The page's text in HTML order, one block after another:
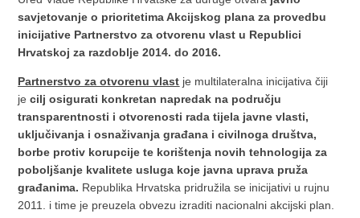
savjetovanje o prioritetima Akcijskog plana za provedbu
inicijative Partnerstvo za otvorenu vlast u Republici
Hrvatskoj za razdoblje 2014. do 2016.
Partnerstvo za otvorenu vlast je multilateralna inicijativa čiji
jecilj osigurati konkretan napredak na području
transparentnosti i otvorenosti rada tijela javne vlasti,
uključivanja i osnaživanja građana i civilnoga društva,
borbe protiv korupcije te korištenja novih tehnologija za
poboljšanje kvalitete usluga koje javna uprava pruža
građanima. Republika Hrvatska pridružila se inicijativi u rujnu
2011. i time je preuzela obvezu izraditi nacionalni akcijski plan.